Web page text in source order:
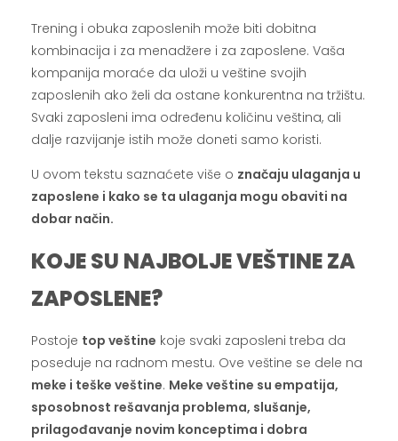
Trening i obuka zaposlenih može biti dobitna
kombinacija i za menadžere i za zaposlene. Vaša
kompanija moraće da uloži u veštine svojih
zaposlenih ako želi da ostane konkurentna na tržištu.
Svaki zaposleni ima određenu količinu veština, ali
dalje razvijanje istih može doneti samo koristi.
U ovom tekstu saznaćete više o značaju ulaganja u
zaposlene i kako se ta ulaganja mogu obaviti na
dobar način.
KOJE SU NAJBOLJE VEŠTINE ZA
ZAPOSLENE?
Postoje top veštine koje svaki zaposleni treba da
poseduje na radnom mestu. Ove veštine se dele na
meke i teške veštine. Meke veštine su empatija,
sposobnost rešavanja problema, slušanje,
prilagođavanje novim konceptima i dobra